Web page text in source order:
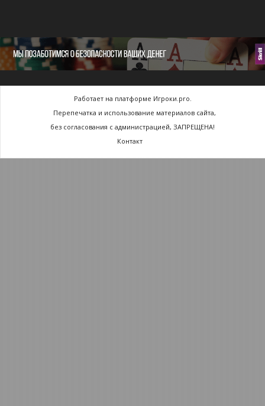
Работает на платформе Игроки.pro.
Перепечатка и использование материалов сайта,
без согласования с администрацией, ЗАПРЕЩЕНА!
Контакт